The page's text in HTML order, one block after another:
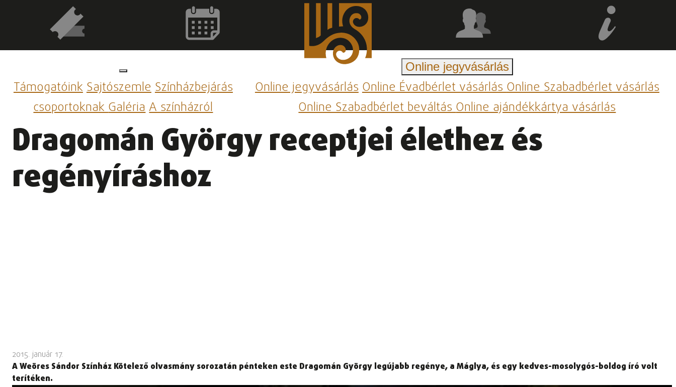
TámogatóinkSajtószemleSzínházbejárás
csoportoknakGalériaA színházról
Online jegyvásárlás
Online jegyvásárlásOnline Évadbérlet vásárlásOnline Szabadbérlet vásárlás
Online Szabadbérlet beváltásOnline ajándékkártya vásárlás
Dragomán György receptjei élethez és
regényíráshoz
2015. január 17.
A Weöres Sándor Színház Kötelező olvasmány sorozatán pénteken este Dragomán György legújabb regénye, a Máglya, és egy kedves-mosolygós-boldog író volt
terítéken.